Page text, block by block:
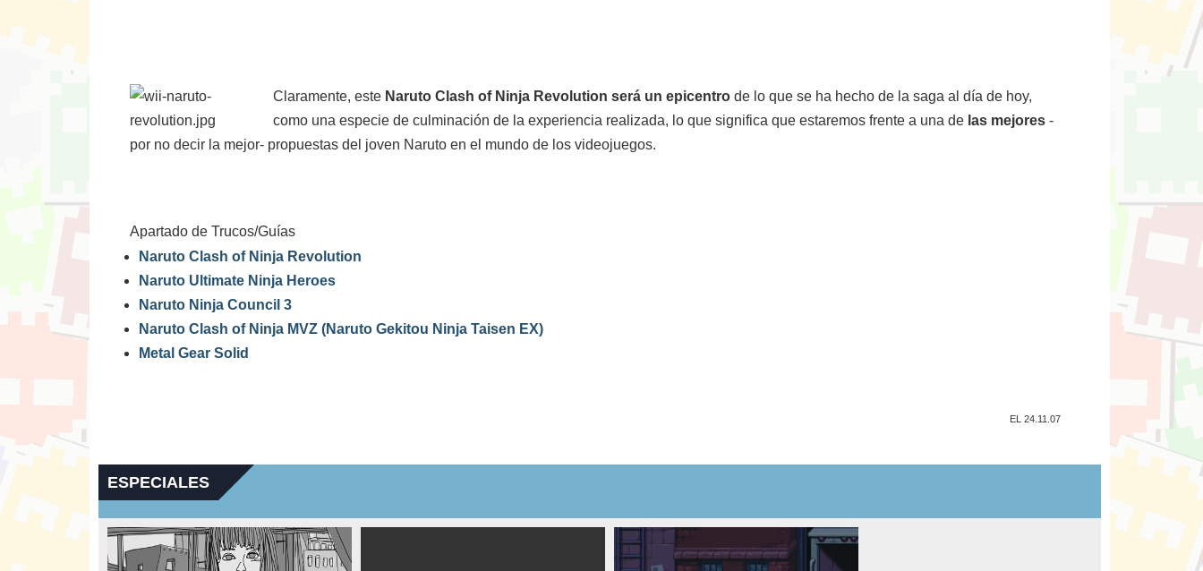
Claramente, este Naruto Clash of Ninja Revolution será un epicentro de lo que se ha hecho de la saga al día de hoy,
como una especie de culminación de la experiencia realizada, lo que significa que estaremos frente a una de las mejores -
por no decir la mejor- propuestas del joven Naruto en el mundo de los videojuegos.
Apartado de Trucos/Guías
Naruto Clash of Ninja Revolution
Naruto Ultimate Ninja Heroes
Naruto Ninja Council 3
Naruto Clash of Ninja MVZ (Naruto Gekitou Ninja Taisen EX)
Metal Gear Solid
EL 24.11.07
ESPECIALES